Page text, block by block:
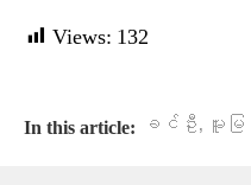
Views: 132
In this article: ခင်ဦး, မူးမ